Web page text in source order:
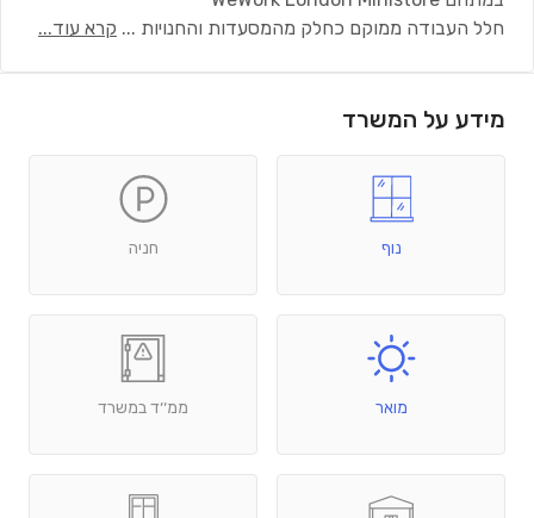
חלל העבודה ממוקם כחלק מהמסעדות והחנויות ... קרא עוד...
מידע על המשרד
נוף חניה
מואר ממ׳׳ד במשרד